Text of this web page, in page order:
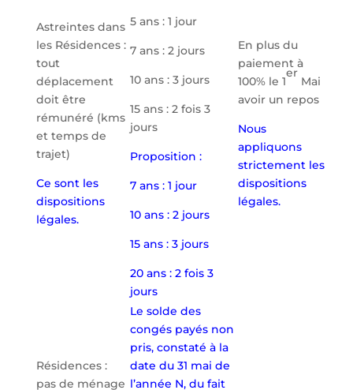
Astreintes dans
les Résidences :
tout
déplacement
doit être
rémunéré (kms
et temps de
trajet)
Ce sont les
dispositions
légales.
5 ans : 1 jour
7 ans : 2 jours
10 ans : 3 jours
15 ans : 2 fois 3
jours
Proposition :
7 ans : 1 jour
10 ans : 2 jours
15 ans : 3 jours
20 ans : 2 fois 3
jours
En plus du
paiement à
100% le 1
er
Mai
avoir un repos
Nous
appliquons
strictement les
dispositions
légales.
Résidences :
pas de ménage
Le solde des
congés payés non
pris, constaté à la
date du 31 mai de
l’année N, du fait